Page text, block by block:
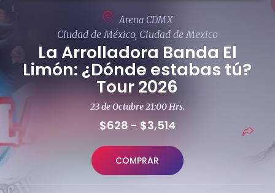
Arena CDMX
Ciudad de México, Ciudad de Mexico
La Arrolladora Banda El
Limón: ¿Dónde estabas tú?
Tour 2026
23 de Octubre 21:00 Hrs.
$628 - $3,514
COMPRAR